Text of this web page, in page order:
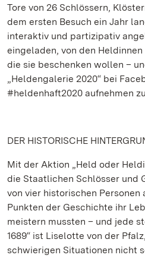
Tore von 26 Schlössern,
dem ersten Besuch ein Jahr
interaktiv und partizipativ
eingeladen, von den
die sie beschenken wollen –
„Heldengalerie 2020“ bei
#heldenhaft2020 aufnehmen
DER HISTORISCHE
Mit der Aktion „Held oder
die Staatlichen Schlösser und
von vier historischen Personen
Punkten der Geschichte ihr
meistern mussten – und jede
1689“ ist Liselotte von der
schwierigen Situationen nicht